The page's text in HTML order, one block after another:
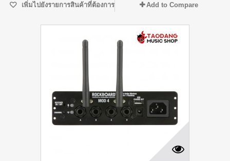
เพิ่มไปยังรายการสินค้าที่ต้องการ Add to Compare